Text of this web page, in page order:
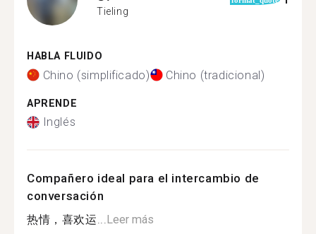
Tieling
HABLA FLUIDO
Chino (simplificado) Chino (tradicional)
APRENDE
Inglés
Compañero ideal para el intercambio de
conversación
热情，喜欢运...Leer más